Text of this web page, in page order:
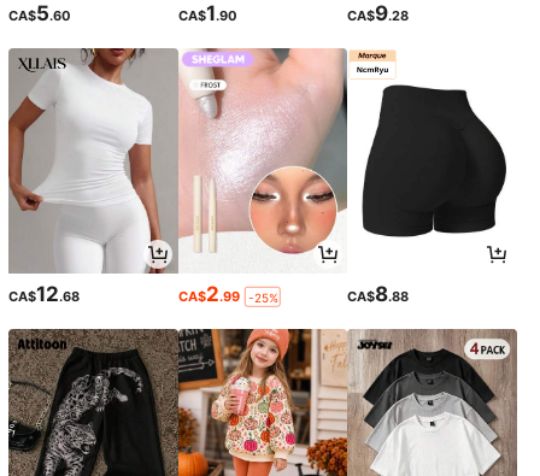
CA$5.60 CA$1.90 CA$9.28
CA$12.68 CA$2.99 -25% CA$8.88